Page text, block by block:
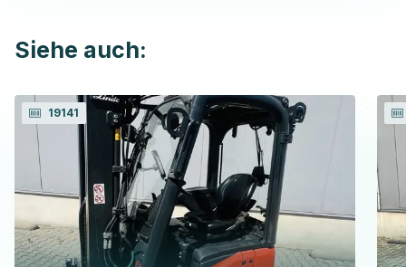
Siehe auch:
19141